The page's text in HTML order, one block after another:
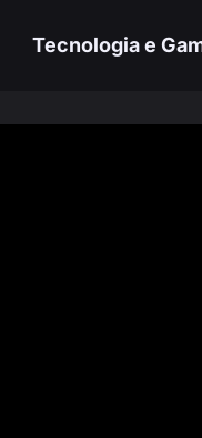
Tecnologia e